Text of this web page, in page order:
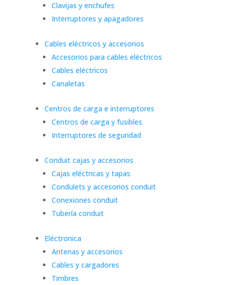
Clavijas y enchufes
Interruptores y apagadores
Cables eléctricos y accesorios
Accesorios para cables eléctricos
Cables eléctricos
Canaletas
Centros de carga e interruptores
Centros de carga y fusibles
Interruptores de seguridad
Conduit cajas y accesorios
Cajas eléctricas y tapas
Condulets y accesorios conduit
Conexiones conduit
Tubería conduit
Eléctronica
Antenas y accesorios
Cables y cargadores
Timbres